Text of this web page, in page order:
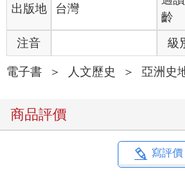
出版地 台灣
齡
注音 級
電子書 ＞ 人文歷史 ＞ 亞洲史
商品評價
寫評價